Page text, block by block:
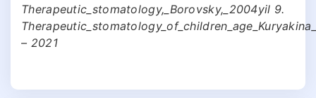
Therapeutic_stomatology,_Borovsky,_2004yil 9.
– 2021